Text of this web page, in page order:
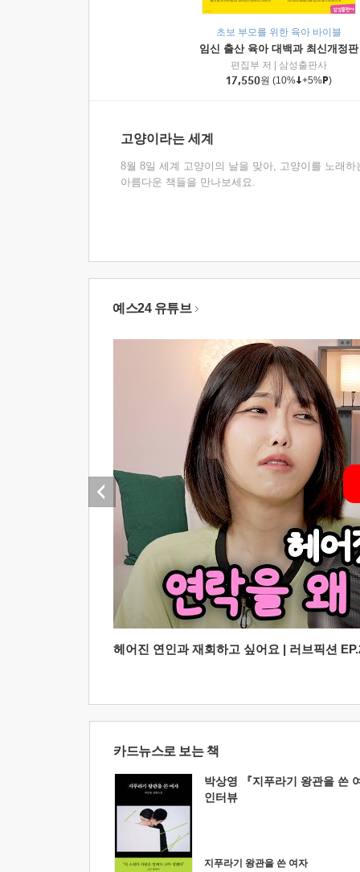
초보 부모를 위한 육아 바이블
임신 출산 육아 대백과 최신개정판
편집부 저
삼성출판사
17,550원 (10% +5% )
고양이라는 세계
8월 8일 세계 고양이의 날을 맞아, 고양이를 노래하
아름다운 책들을 만나보세요.
예스24 유튜브
헤어진 연인과 재회하고 싶어요 | 러브픽션
카드뉴스로 보는 책
박상영 『지푸라기 왕관을 쓴
인터뷰
지푸라기 왕관을 쓴 여자